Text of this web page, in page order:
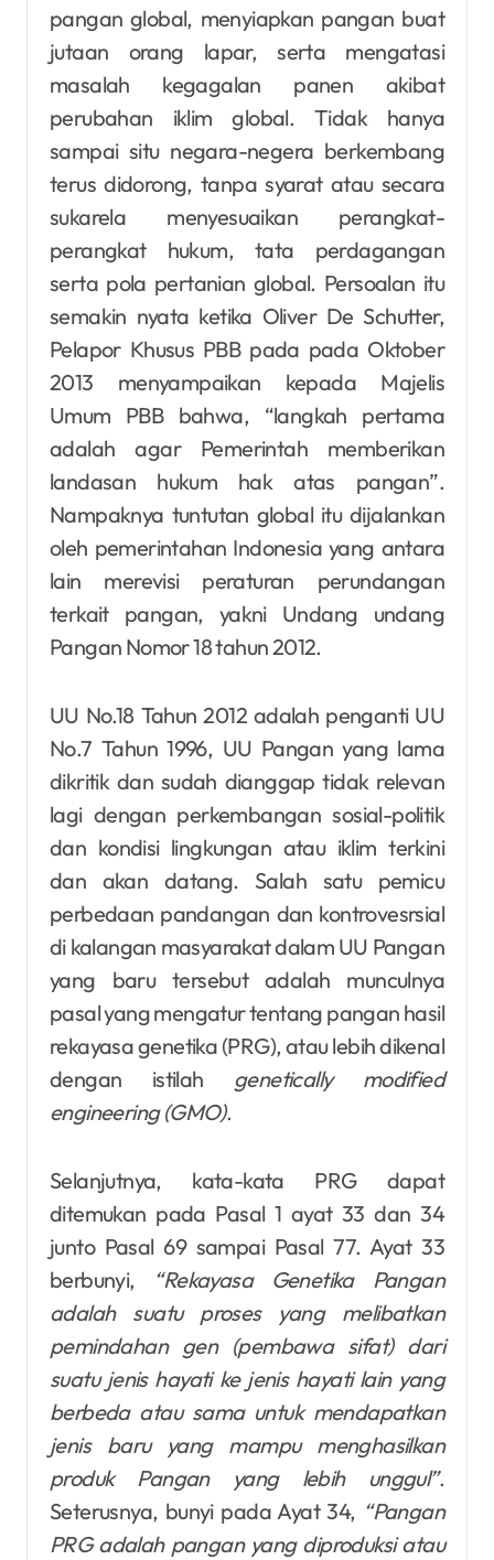
pangan global, menyiapkan pangan buat
jutaan orang lapar, serta mengatasi
masalah kegagalan panen akibat
perubahan iklim global. Tidak hanya
sampai situ negara-negera berkembang
terus didorong, tanpa syarat atau secara
sukarela menyesuaikan perangkat-
perangkat hukum, tata perdagangan
serta pola pertanian global. Persoalan itu
semakin nyata ketika Oliver De Schutter,
Pelapor Khusus PBB pada pada Oktober
2013 menyampaikan kepada Majelis
Umum PBB bahwa, “langkah pertama
adalah agar Pemerintah memberikan
landasan hukum hak atas pangan”.
Nampaknya tuntutan global itu dijalankan
oleh pemerintahan Indonesia yang antara
lain merevisi peraturan perundangan
terkait pangan, yakni Undang undang
Pangan Nomor 18 tahun 2012.
UU No.18 Tahun 2012 adalah penganti UU
No.7 Tahun 1996, UU Pangan yang lama
dikritik dan sudah dianggap tidak relevan
lagi dengan perkembangan sosial-politik
dan kondisi lingkungan atau iklim terkini
dan akan datang. Salah satu pemicu
perbedaan pandangan dan kontrovesrsial
di kalangan masyarakat dalam UU Pangan
yang baru tersebut adalah munculnya
pasal yang mengatur tentang pangan hasil
rekayasa genetika (PRG), atau lebih dikenal
dengan istilah genetically modified
engineering (GMO).
Selanjutnya, kata-kata PRG dapat
ditemukan pada Pasal 1 ayat 33 dan 34
junto Pasal 69 sampai Pasal 77. Ayat 33
berbunyi,
“Rekayasa Genetika Pangan
adalah suatu proses yang melibatkan
pemindahan gen (pembawa sifat) dari
suatu jenis hayati ke jenis hayati lain yang
berbeda atau sama untuk mendapatkan
jenis baru yang mampu menghasilkan
produk Pangan yang lebih unggul”.
Seterusnya, bunyi pada Ayat 34, “Pangan
PRG adalah pangan yang diproduksi atau